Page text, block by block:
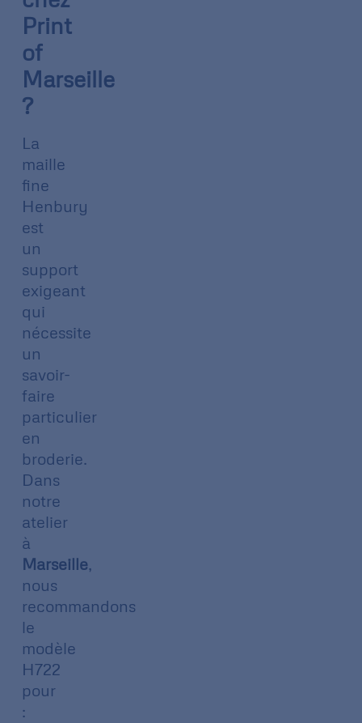
Print
of
Marseille
?
La
maille
fine
Henbury
est
un
support
exigeant
qui
nécessite
un
savoir-
faire
particulier
en
broderie.
Dans
notre
atelier
à
Marseille,
nous
recommandons
le
modèle
H722
pour
: